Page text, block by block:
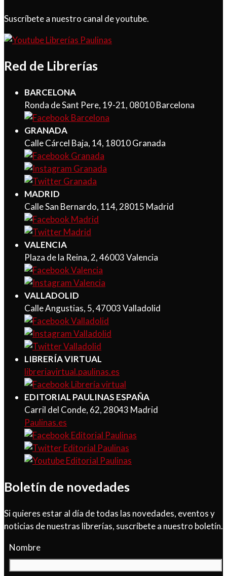
Suscríbete a nuestro canal de youtube.
Red de Librerías
BARCELONA
Ronda de Sant Pere, 19-21, 08010 Barcelona
GRANADA
Calle Cárcel Baja, 14, 18010 Granada
MADRID
Calle San Bernardo, 114, 28015 Madrid
VALENCIA
Plaza de la Reina, 2, 46003 Valencia
VALLADOLID
Calle Angustias, 5, 47003 Valladolid
LIBRERÍA VIRTUAL
libreriavirtual.paulinas.es
EDITORIAL PAULINAS ESPAÑA
Carril del Conde, 62, 28043 Madrid
Paulinas.es
Boletín de novedades
Si quieres estar al día de todas las novedades, eventos y
noticias de nuestras librerías, suscríbete a nuestro boletín.
Nombre